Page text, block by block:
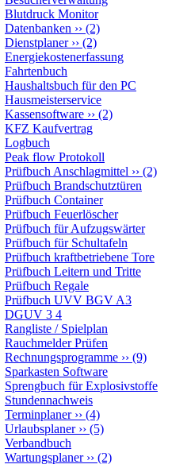
Blutdruck Monitor
Datenbanken ›› (2)
Dienstplaner›› (2)
Energiekostenerfassung
Fahrtenbuch
Haushaltsbuch für den PC
Hausmeisterservice
Kassensoftware ›› (2)
KFZ Kaufvertrag
Logbuch
Peak flow Protokoll
Prüfbuch Anschlagmittel ›› (2)
Prüfbuch Brandschutztüren
Prüfbuch Container
Prüfbuch Feuerlöscher
Prüfbuch für Aufzugswärter
Prüfbuch für Schultafeln
Prüfbuch kraftbetriebene Tore
Prüfbuch Leitern und Tritte
Prüfbuch Regale
Prüfbuch UVV BGV A3
DGUV 3 4
Rangliste / Spielplan
Rauchmelder Prüfen
Rechnungsprogramme ›› (9)
Sparkasten Software
Sprengbuch für Explosivstoffe
Stundennachweis
Terminplaner›› (4)
Urlaubsplaner›› (5)
Verbandbuch
Wartungsplaner›› (2)